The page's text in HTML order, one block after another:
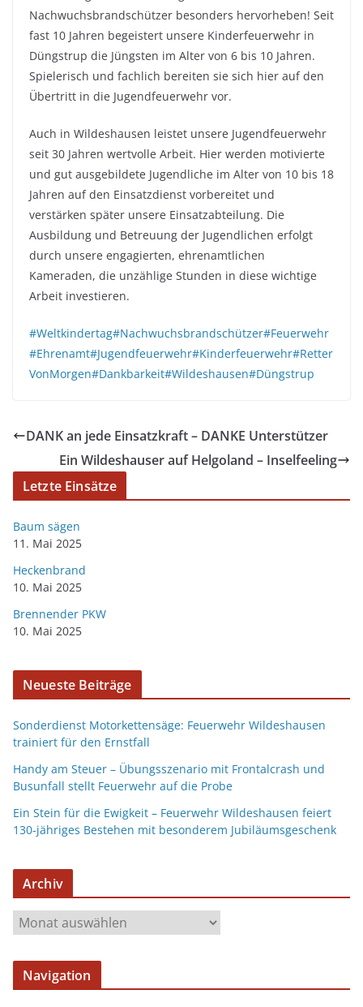
Nachwuchsbrandschützer besonders hervorheben! Seit
fast 10 Jahren begeistert unsere Kinderfeuerwehr in
Düngstrup die Jüngsten im Alter von 6 bis 10 Jahren.
Spielerisch und fachlich bereiten sie sich hier auf den
Übertritt in die Jugendfeuerwehr vor.
Auch in Wildeshausen leistet unsere Jugendfeuerwehr
seit 30 Jahren wertvolle Arbeit. Hier werden motivierte
und gut ausgebildete Jugendliche im Alter von 10 bis 18
Jahren auf den Einsatzdienst vorbereitet und
verstärken später unsere Einsatzabteilung. Die
Ausbildung und Betreuung der Jugendlichen erfolgt
durch unsere engagierten, ehrenamtlichen
Kameraden, die unzählige Stunden in diese wichtige
Arbeit investieren.
#Weltkindertag#Nachwuchsbrandschützer#Feuerwehr
#Ehrenamt#Jugendfeuerwehr#Kinderfeuerwehr#Retter
VonMorgen#Dankbarkeit#Wildeshausen#Düngstrup
DANK an jede Einsatzkraft – DANKE Unterstützer
Ein Wildeshauser auf Helgoland – Inselfeeling
Letzte Einsätze
Baum sägen
11. Mai 2025
Heckenbrand
10. Mai 2025
Brennender PKW
10. Mai 2025
Neueste Beiträge
Sonderdienst Motorkettensäge: Feuerwehr Wildeshausen
trainiert für den Ernstfall
Handy am Steuer – Übungsszenario mit Frontalcrash und
Busunfall stellt Feuerwehr auf die Probe
Ein Stein für die Ewigkeit – Feuerwehr Wildeshausen feiert
130-jähriges Bestehen mit besonderem Jubiläumsgeschenk
Archiv
Navigation